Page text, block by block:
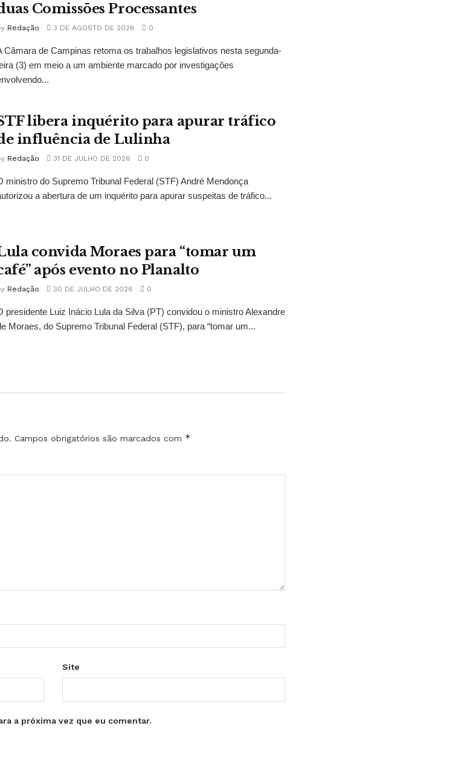
Comissões Processantes
Redação 3 DE AGOSTO DE 2026 0
Câmara de Campinas retoma os trabalhos legislativos nesta segunda-
(3) em meio a um ambiente marcado por investigações
libera inquérito para apurar tráfico
influência de Lulinha
Redação 31 DE JULHO DE 2026 0
ministro do Supremo Tribunal Federal (STF) André Mendonça
a abertura de um inquérito para apurar suspeitas de tráfico...
convida Moraes para “tomar um
após evento no Planalto
Redação 30 DE JULHO DE 2026 0
presidente Luiz Inácio Lula da Silva (PT) convidou o ministro Alexandre
Moraes, do Supremo Tribunal Federal (STF), para “tomar um...
Campos obrigatórios são marcados com *
Site
a próxima vez que eu comentar.